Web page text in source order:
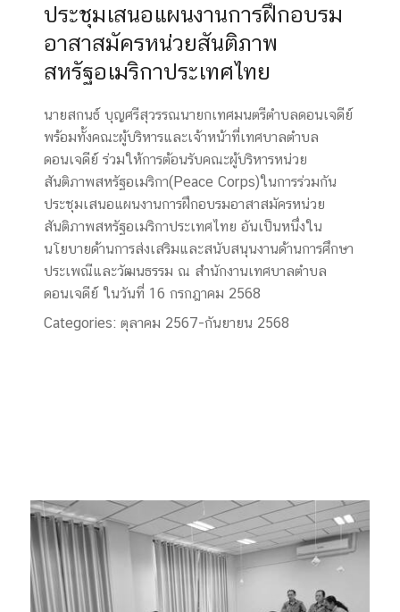
ประชุมเสนอแผนงานการฝึกอบรม
อาสาสมัครหน่วยสันติภาพ
สหรัฐอเมริกาประเทศไทย
นายสกนธ์ บุญศรีสุวรรณนายกเทศมนตรีตำบลดอนเจดีย์
พร้อมทั้งคณะผู้บริหารและเจ้าหน้าที่เทศบาลตำบล
ดอนเจดีย์ ร่วมให้การต้อนรับคณะผู้บริหารหน่วย
สันติภาพสหรัฐอเมริกา(Peace Corps)ในการร่วมกัน
ประชุมเสนอแผนงานการฝึกอบรมอาสาสมัครหน่วย
สันติภาพสหรัฐอเมริกาประเทศไทย อันเป็นหนึ่งใน
นโยบายด้านการส่งเสริมและสนับสนุนงานด้านการศึกษา
ประเพณีและวัฒนธรรม ณ สำนักงานเทศบาลตำบล
ดอนเจดีย์ ในวันที่ 16 กรกฎาคม 2568
Categories: ตุลาคม 2567-กันยายน 2568